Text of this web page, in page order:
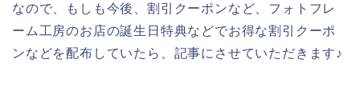
なので、もしも今後、割引クーポンなど、フォトフレ
ーム工房のお店の誕生日特典などでお得な割引クーポ
ンなどを配布していたら、記事にさせていただきます♪